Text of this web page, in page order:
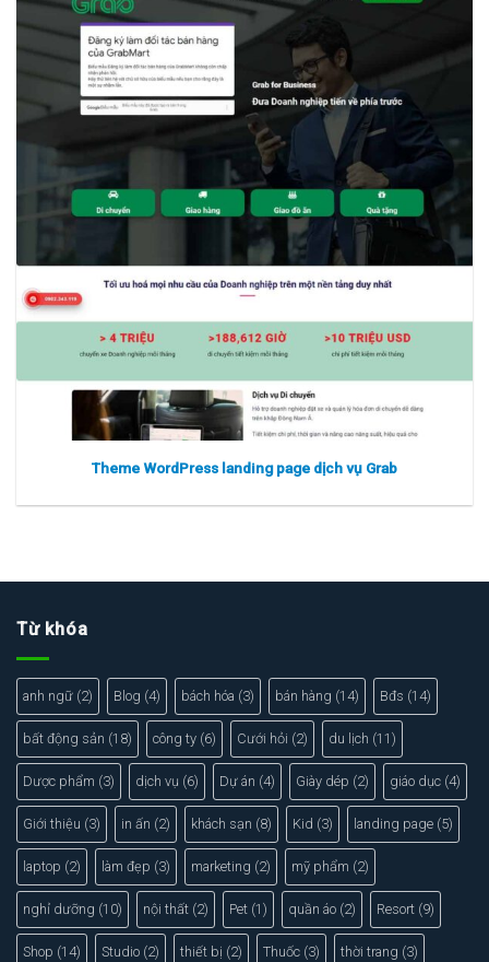
Xem chi tiết
Theme WordPress landing page dịch vụ Grab
Từ khóa
anh ngữ (2) Blog (4) bách hóa (3) bán hàng (14) Bđs (14)
bất động sản (18) công ty (6) Cưới hỏi (2) du lịch (11)
Dược phẩm (3) dịch vụ (6) Dự án (4) Giày dép (2) giáo dục (4)
Giới thiệu (3) in ấn (2) khách sạn (8) Kid (3) landing page (5)
laptop (2) làm đẹp (3) marketing (2) mỹ phẩm (2)
nghỉ dưỡng (10) nội thất (2) Pet (1) quần áo (2) Resort (9)
Shop (14) Studio (2) thiết bị (2) Thuốc (3) thời trang (3)